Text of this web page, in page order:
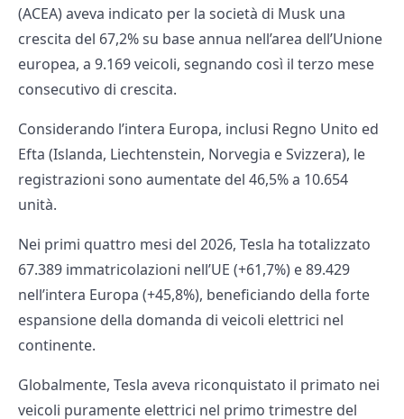
(ACEA) aveva indicato per la società di Musk una
crescita del 67,2% su base annua nell’area dell’Unione
europea, a 9.169 veicoli, segnando così il terzo mese
consecutivo di crescita.
Considerando l’intera Europa, inclusi Regno Unito ed
Efta (Islanda, Liechtenstein, Norvegia e Svizzera), le
registrazioni sono aumentate del 46,5% a 10.654
unità.
Nei primi quattro mesi del 2026, Tesla ha totalizzato
67.389 immatricolazioni nell’UE (+61,7%) e 89.429
nell’intera Europa (+45,8%), beneficiando della forte
espansione della domanda di veicoli elettrici nel
continente.
Globalmente, Tesla aveva riconquistato il primato nei
veicoli puramente elettrici nel primo trimestre del